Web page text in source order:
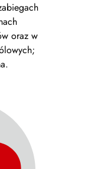
oraz w